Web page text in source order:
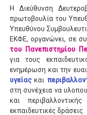
Άδειες
Πανελλαδικές
Διαγωνισμοί
Επικοινωνία
Η Διεύθυνση
πρωτοβουλία του
Υπευθύνου
ΕΚΦΕ, οργανώνει, σε
του Πανεπιστημίου
για τους
ενημέρωση και την
υγείας και
στη συνέχεια να
και
εκπαιδευτικές δράσεις.